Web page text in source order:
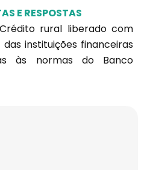
E RESPOSTAS
rural liberado com
instituições financeiras
às normas do Banco